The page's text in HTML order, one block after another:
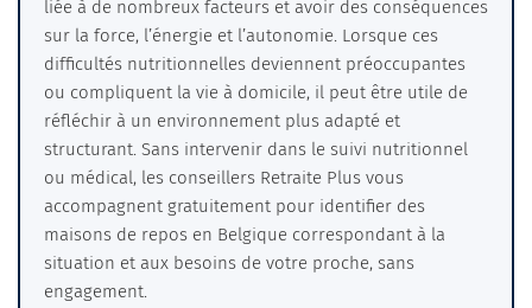
liée à de nombreux facteurs et avoir des conséquences
sur la force, l’énergie et l’autonomie. Lorsque ces
difficultés nutritionnelles deviennent préoccupantes
ou compliquent la vie à domicile, il peut être utile de
réfléchir à un environnement plus adapté et
structurant. Sans intervenir dans le suivi nutritionnel
ou médical, les conseillers Retraite Plus vous
accompagnent gratuitement pour identifier des
maisons de repos en Belgique correspondant à la
situation et aux besoins de votre proche, sans
engagement.